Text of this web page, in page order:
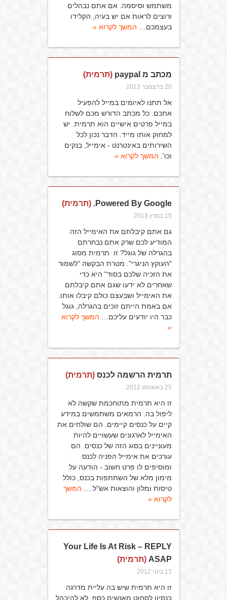
משתמש וסיסמה. אם אתם נבהלים
ורוצים לראות אם יש בעיה, הקלידו
בעצמכם… המשך לקרוא »
מכתב מ paypal (תרמית)
20 בדצמבר 2013
אל תתנו לאיומים במייל להפעיל
אתכם. כל מכתב הדורש מכם לשלוח
במייל פרטים אישיים הוא תרמית. יש
למחוק אותו מייד. הדבר נכון לכל
השירותים באינטרנט - אימייל, בנקים
וכו'. המשך לקרוא »
Powered By Google. (תרמית)
15 במרץ 2013
גם אתם קיבלתם את האימייל הזה
המודיע לכם שרק אתם נבחרתם
בהגרלה של גוגל? זו תרמית מסוג
"העוקץ הניגרי". מטרת הבקשה "לשמור
את הזכיה שלכם בסוד" היא כדי
שאחרים לא ידעו שגם אתם קיבלתם
את האימייל ושבעצם כולם קיבלו אותו.
אם באמת הייתם זוכים בהגרלה, גוגל
כבר היו יודעים עליכם… המשך לקרוא
»
תרמית הרשמה לכנס(תרמית)
25 באוגוסט 2012
זו היא תרמית מתוחכמת שקשה לא
ליפול בה. הרמאים משתמשים במידע
קיים על כנסים קיימים. הם שולחים את
האימייל לארגונים שעשויים להיות
מעוניינים בסוג הזה של כנסים. הם
עורכים את אימייל הפניה לכנס
ומוסיפים לו פרט חשוב - הודעה על
מימון מלא של השתתפות בכנס, כולל
טיסות ומלון והוצאות אש"ל.… המשך
לקרוא »
Your Life Is At Risk – REPLY
ASAP (תרמית)
11 ביוני 2012
זו היא תרמית שיש בה עליית מדרגה
בנסיון לסחוט מאנשים כסף. לא להיבהל